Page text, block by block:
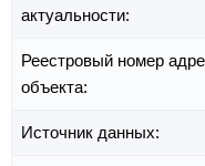
актуальности:
Реестровый номер
объекта:
Источник данных: